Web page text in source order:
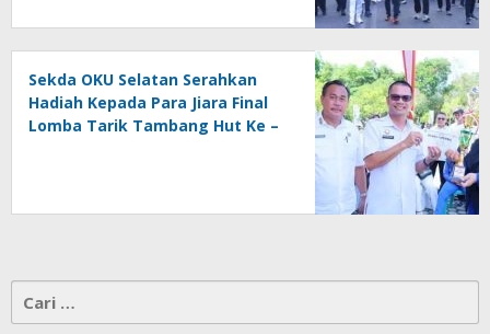
Sekda OKU Selatan Serahkan
Hadiah Kepada Para Jiara Final
Lomba Tarik Tambang Hut Ke –
untuk: